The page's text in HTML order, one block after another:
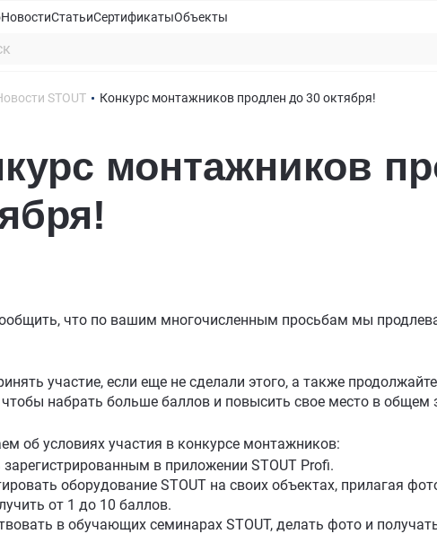
НовостиСтатьиСертификатыОбъекты
STOUT Конкурс монтажников продлен до 30 октября!
монтажников
что по вашим многочисленным просьбам мы
участие, если еще не сделали этого, а также
чтобы набрать больше баллов и повысить свое место в общем
об условиях участия в конкурсе монтажников:
в приложении STOUT Profi.⠀
оборудование STOUT на своих объектах, прилагая
от 1 до 10 баллов.
в обучающих семинарах STOUT, делать фото и